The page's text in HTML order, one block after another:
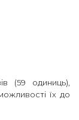
(59 одиниць),
їх до